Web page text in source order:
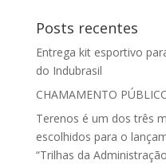
Posts recentes
Entrega kit esportivo
do Indubrasil
CHAMAMENTO
Terenos é um dos três
escolhidos para o
“Trilhas da